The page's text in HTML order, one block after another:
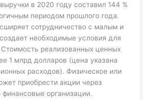
в 2020 году составил 144 %
периодом прошлого года.
сотрудничество с малым и
необходимые условия для
реализованных ценных
1 млрд долларов (цена указана
расходов). Физическое или
приобрести акции через
организации.